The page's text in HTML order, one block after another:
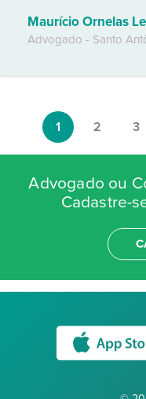
Maurício Ornelas
Advogado - Santo
1 2 3
Advogado ou
Cadastre-